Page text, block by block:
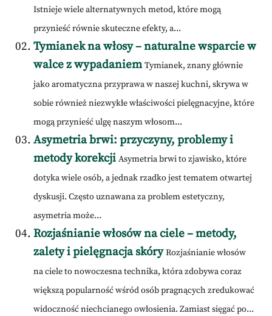
Istnieje wiele alternatywnych metod, które mogą
przynieść równie skuteczne efekty, a...
Tymianek na włosy – naturalne wsparcie w
walce z wypadaniem Tymianek, znany głównie
jako aromatyczna przyprawa w naszej kuchni, skrywa w
sobie również niezwykłe właściwości pielęgnacyjne, które
mogą przynieść ulgę naszym włosom...
Asymetria brwi: przyczyny, problemy i
metody korekcji Asymetria brwi to zjawisko, które
dotyka wiele osób, a jednak rzadko jest tematem otwartej
dyskusji. Często uznawana za problem estetyczny,
asymetria może...
Rozjaśnianie włosów na ciele – metody,
zalety i pielęgnacja skóry Rozjaśnianie włosów
na ciele to nowoczesna technika, która zdobywa coraz
większą popularność wśród osób pragnących zredukować
widoczność niechcianego owłosienia. Zamiast sięgać po...